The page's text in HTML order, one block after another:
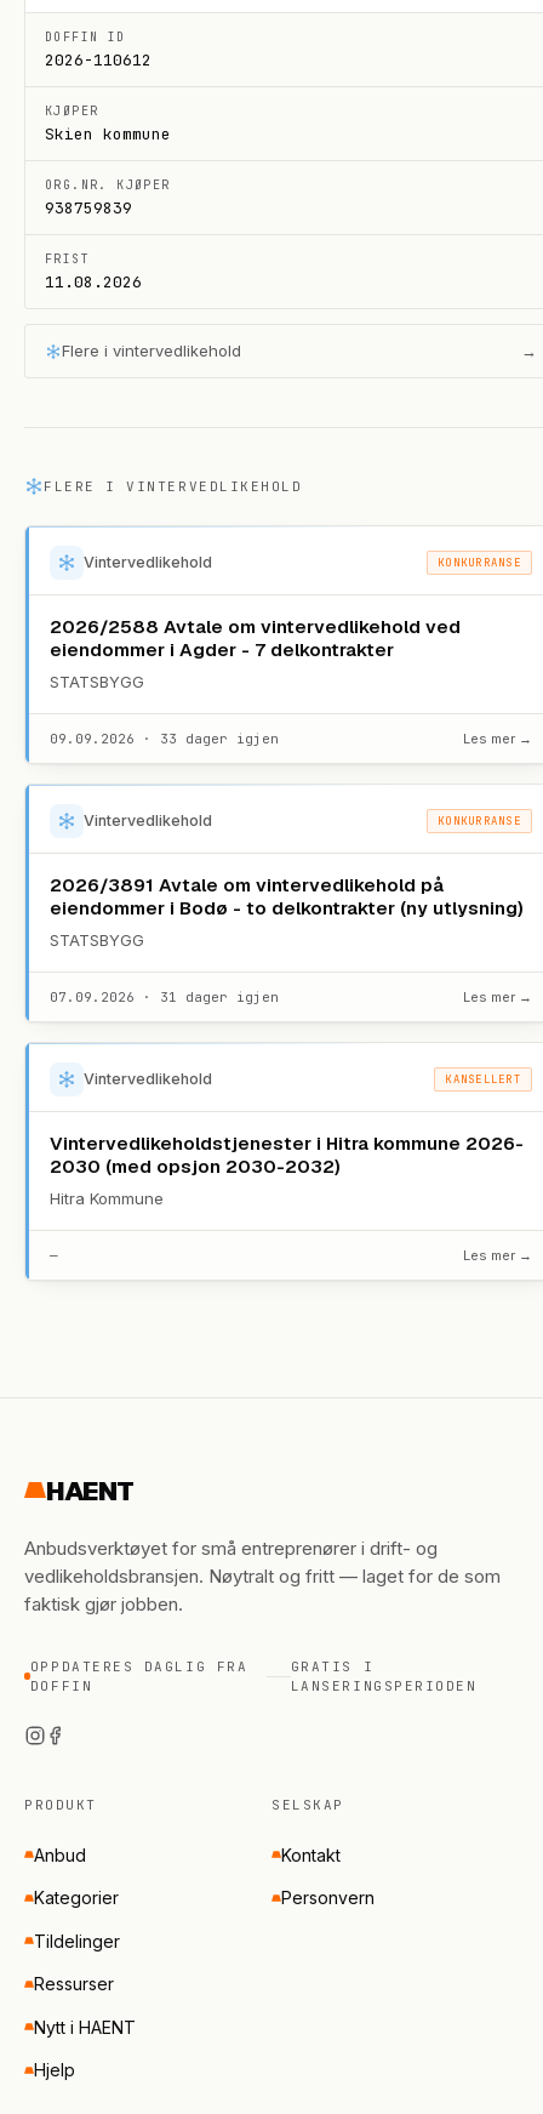
DOFFIN ID
2026-110612
KJØPER
Skien kommune
ORG.NR. KJØPER
938759839
FRIST
11.08.2026
Flere i vintervedlikehold →
FLERE IVINTERVEDLIKEHOLD
Vintervedlikehold KONKURRANSE
2026/2588 Avtale om vintervedlikehold ved
eiendommer i Agder - 7 delkontrakter
STATSBYGG
09.09.2026 · 33 dager igjen Les mer →
Vintervedlikehold KONKURRANSE
2026/3891 Avtale om vintervedlikehold på
eiendommer i Bodø - to delkontrakter (ny utlysning)
STATSBYGG
07.09.2026 · 31 dager igjen Les mer →
Vintervedlikehold KANSELLERT
Vintervedlikeholdstjenester i Hitra kommune 2026-
2030 (med opsjon 2030-2032)
Hitra Kommune
— Les mer →
HAENT
Anbudsverktøyet for små entreprenører i drift- og
vedlikeholdsbransjen. Nøytralt og fritt — laget for de som
faktisk gjør jobben.
OPPDATERES DAGLIG FRA
DOFFIN
GRATIS I
LANSERINGSPERIODEN
PRODUKT
Anbud
Kategorier
Tildelinger
Ressurser
Nytt i HAENT
Hjelp
SELSKAP
Kontakt
Personvern